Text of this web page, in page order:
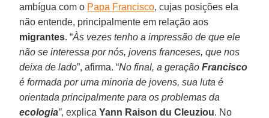
ambígua com o Papa Francisco, cujas posições ela
não entende, principalmente em relação aos
migrantes. “Às vezes tenho a impressão de que ele
não se interessa por nós, jovens franceses, que nos
deixa de lado”, afirma. “No final, a geraçãoFrancisco
é formada por uma minoria de jovens, sua luta é
orientada principalmente para os problemas da
ecologia”, explica Yann Raison du Cleuziou. No